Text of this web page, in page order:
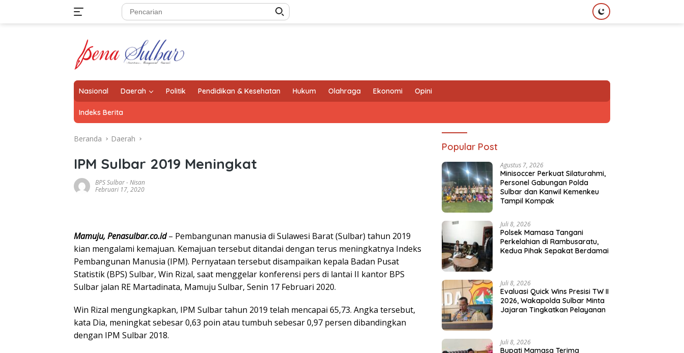
Nasional Daerah Politik Pendidikan & Kesehatan Hukum Olahraga Ekonomi Opini
Indeks Berita
Beranda Daerah
IPM Sulbar 2019 Meningkat
BPS Sulbar-Nisan
Februari 17, 2020
Mamuju, Penasulbar.co.id– Pembangunan manusia di Sulawesi Barat (Sulbar) tahun 2019
kian mengalami kemajuan. Kemajuan tersebut ditandai dengan terus meningkatnya Indeks
Pembangunan Manusia (IPM). Pernyataan tersebut disampaikan kepala Badan Pusat
Statistik (BPS) Sulbar, Win Rizal, saat menggelar konferensi pers di lantai II kantor BPS
Sulbar jalan RE Martadinata, Mamuju Sulbar, Senin 17 Februari 2020.
Win Rizal mengungkapkan, IPM Sulbar tahun 2019 telah mencapai 65,73. Angka tersebut,
kata Dia, meningkat sebesar 0,63 poin atau tumbuh sebesar 0,97 persen dibandingkan
dengan IPM Sulbar 2018.
Popular Post
Agustus 7, 2026
Minisoccer Perkuat Silaturahmi,
Personel Gabungan Polda
Sulbar dan Kanwil Kemenkeu
Tampil Kompak
Juli 8, 2026
Polsek Mamasa Tangani
Perkelahian di Rambusaratu,
Kedua Pihak Sepakat Berdamai
Juli 8, 2026
Evaluasi Quick Wins Presisi TW II
2026, Wakapolda Sulbar Minta
Jajaran Tingkatkan Pelayanan
Juli 8, 2026
Bupati Mamasa Terima